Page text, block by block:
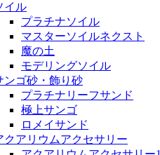
イル
プラチナソイル
マスターソイルネクスト
魔の土
モデリングソイル
ンゴ砂・飾り砂
プラチナリーフサンド
極上サンゴ
ロメイサンド
クアリウムアクセサリー